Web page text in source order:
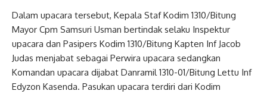
Dalam upacara tersebut, Kepala Staf Kodim 1310/Bitung
Mayor Cpm Samsuri Usman bertindak selaku Inspektur
upacara dan Pasipers Kodim 1310/Bitung Kapten Inf Jacob
Judas menjabat sebagai Perwira upacara sedangkan
Komandan upacara dijabat Danramil 1310-01/Bitung Lettu Inf
Edyzon Kasenda. Pasukan upacara terdiri dari Kodim